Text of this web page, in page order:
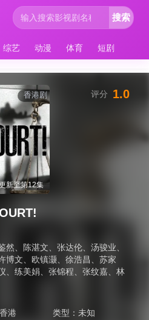
综艺 动漫 体育 短剧
搜索
香港剧
新至第12集
然 陈湛文 张达伦 汤骏业
博文 欧镇灏 徐浩昌
苏家
练美娟 张锦程 张纹嘉
林
香港 类型： 未知
评分 1.0